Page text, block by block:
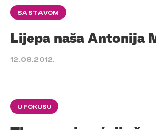
SA STAVOM
Lijepa naša Antonija
12.08.2012.
U FOKUSU